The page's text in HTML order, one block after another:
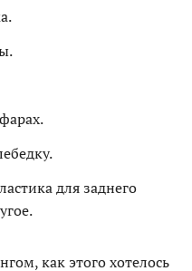
для заднего
как этого хотелось